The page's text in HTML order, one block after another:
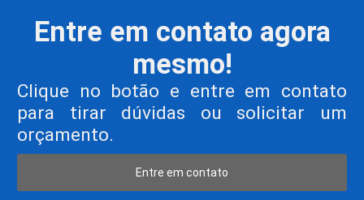
Entre em contato agora
mesmo!
Clique no botão e entre em contato
para tirar dúvidas ou solicitar um
orçamento.
Entre em contato